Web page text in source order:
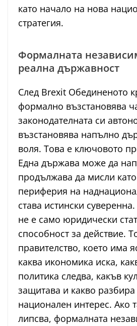
като начало на нова
стратегия.
Формалната
реална държавност
След Brexit Обединеното
формално възстановява
законодателната си
възстановява напълно
воля. Това е ключовото
Една държава може да
продължава да мисли
периферия на
става истински
не е само юридически
способност за действие.
правителство, което има
каква икономика иска,
политика следва, какъв
защитава и какво
национален интерес. Ако
липсва, формалната